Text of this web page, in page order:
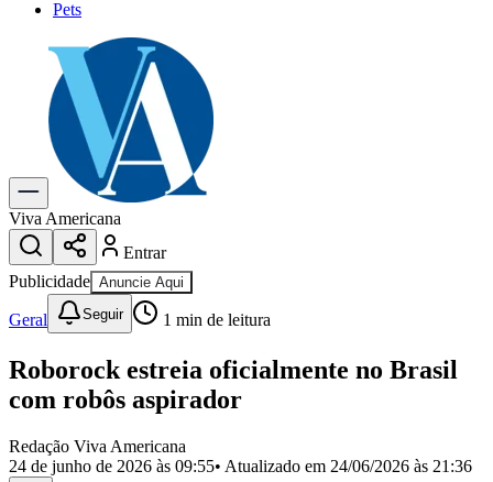
Pets
Explore Tudo
Últimas Notícias
Previsão do Tempo
Dia a Dia & Lazer
Gastronomia
Cinema & Shows
Para Sua Empresa
Anuncie no Portal
Cadastrar Empresa
Divulgar VagasNovo
Publicidade Legal
Eleições
Segurança
Saúde
Meio Ambiente
Obras
Viva Americana
Entrar
Publicidade Anuncie Aqui
Geral Seguir 1 min de leitura
Roborock estreia oficialmente no Brasil
com robôs aspirador
Redação Viva Americana
24 de junho de 2026 às 09:55• Atualizado em 24/06/2026 às 21:36